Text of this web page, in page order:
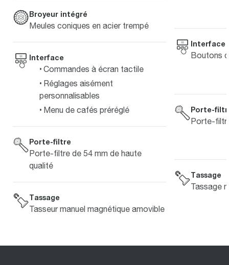
Broyeur intégré
Meules coniques en acier trempé
Interface
Commandes à écran tactile
Réglages aisément
personnalisables
Menu de cafés préréglé
Porte-filtre
Porte-filtre de 54 mm de haute
qualité
Tassage
Tasseur manuel magnétique amovible
Interface
Boutons
Porte-
Porte-
Tassage
Tassage